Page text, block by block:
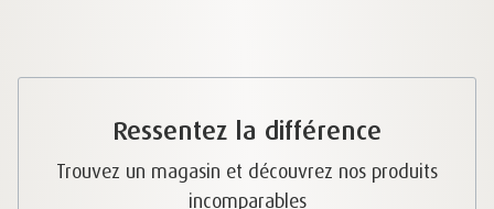
Ressentez la différence
Trouvez un magasin et découvrez nos produits
incomparables